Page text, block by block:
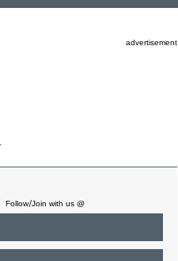
advertisement
Follow/Join with us @